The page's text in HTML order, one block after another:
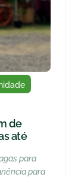
de
até
para
para